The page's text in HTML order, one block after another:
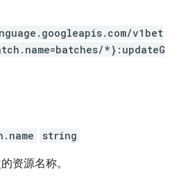
v1bet
*}:updateG
string
资源名称。